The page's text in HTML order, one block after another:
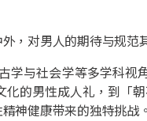
，对男人的期待与规范
与社会学等多学科
的男性成人礼，到
神健康带来的独特挑战。